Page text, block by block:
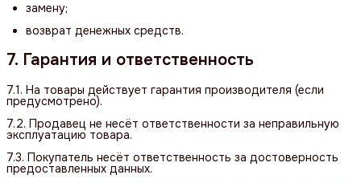
замену;
возврат денежных средств.
7. Гарантия и ответственность
7.1. На товары действует гарантия производителя (если
предусмотрено).
7.2. Продавец не несёт ответственности за неправильную
эксплуатацию товара.
7.3. Покупатель несёт ответственность за достоверность
предоставленных данных.